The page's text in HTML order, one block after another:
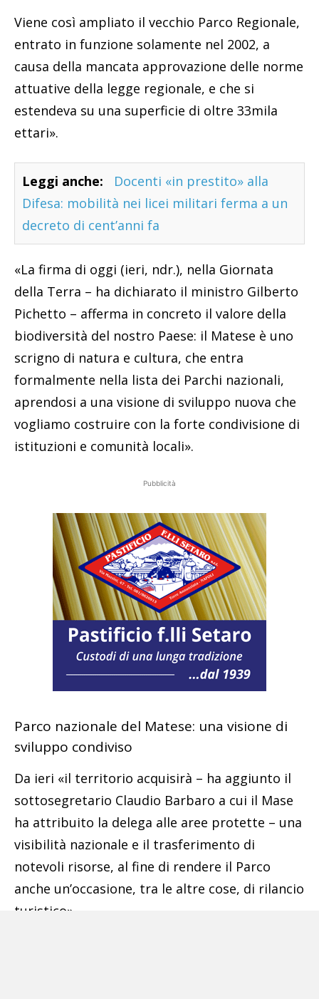
Viene così ampliato il vecchio Parco Regionale,
entrato in funzione solamente nel 2002, a
causa della mancata approvazione delle norme
attuative della legge regionale, e che si
estendeva su una superficie di oltre 33mila
ettari».
Leggi anche:
Docenti «in prestito» alla
Difesa: mobilità nei licei militari ferma a un
decreto di cent’anni fa
«La firma di oggi (ieri, ndr.), nella Giornata
della Terra – ha dichiarato il ministro Gilberto
Pichetto – afferma in concreto il valore della
biodiversità del nostro Paese: il Matese è uno
scrigno di natura e cultura, che entra
formalmente nella lista dei Parchi nazionali,
aprendosi a una visione di sviluppo nuova che
vogliamo costruire con la forte condivisione di
istituzioni e comunità locali».
Pubblicità
Parco nazionale del Matese: una visione di
sviluppo condiviso
Da ieri «il territorio acquisirà – ha aggiunto il
sottosegretario Claudio Barbaro a cui il Mase
ha attribuito la delega alle aree protette – una
visibilità nazionale e il trasferimento di
notevoli risorse, al fine di rendere il Parco
anche un’occasione, tra le altre cose, di rilancio
turistico».